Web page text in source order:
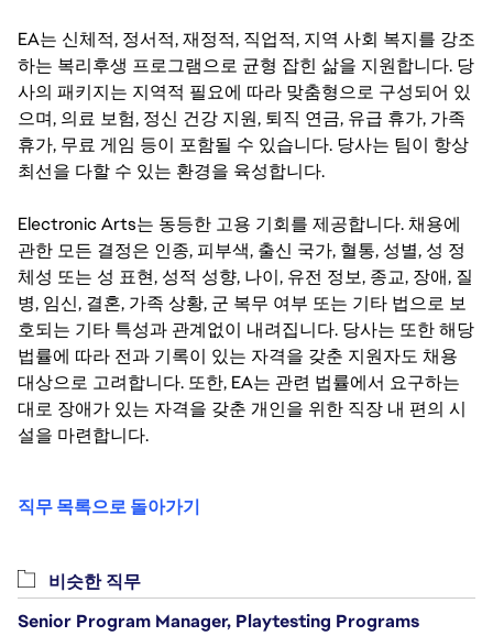
EA는 신체적, 정서적, 재정적, 직업적, 지역 사회 복지를 강조
하는 복리후생 프로그램으로 균형 잡힌 삶을 지원합니다. 당
사의 패키지는 지역적 필요에 따라 맞춤형으로 구성되어 있
으며, 의료 보험, 정신 건강 지원, 퇴직 연금, 유급 휴가, 가족
휴가, 무료 게임 등이 포함될 수 있습니다. 당사는 팀이 항상
최선을 다할 수 있는 환경을 육성합니다.
Electronic Arts는 동등한 고용 기회를 제공합니다. 채용에
관한 모든 결정은 인종, 피부색, 출신 국가, 혈통, 성별, 성 정
체성 또는 성 표현, 성적 성향, 나이, 유전 정보, 종교, 장애, 질
병, 임신, 결혼, 가족 상황, 군 복무 여부 또는 기타 법으로 보
호되는 기타 특성과 관계없이 내려집니다. 당사는 또한 해당
법률에 따라 전과 기록이 있는 자격을 갖춘 지원자도 채용
대상으로 고려합니다. 또한, EA는 관련 법률에서 요구하는
대로 장애가 있는 자격을 갖춘 개인을 위한 직장 내 편의 시
설을 마련합니다.
직무 목록으로 돌아가기
비슷한 직무
Senior Program Manager, Playtesting Programs